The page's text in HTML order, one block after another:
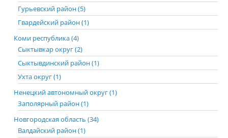
Гурьевский район (5)
Гвардейский район (1)
Коми республика (4)
Сыктывкар округ (2)
Сыктывдинский район (1)
Ухта округ (1)
Ненецкий автономный округ (1)
Заполярный район (1)
Новгородская область (34)
Валдайский район (1)